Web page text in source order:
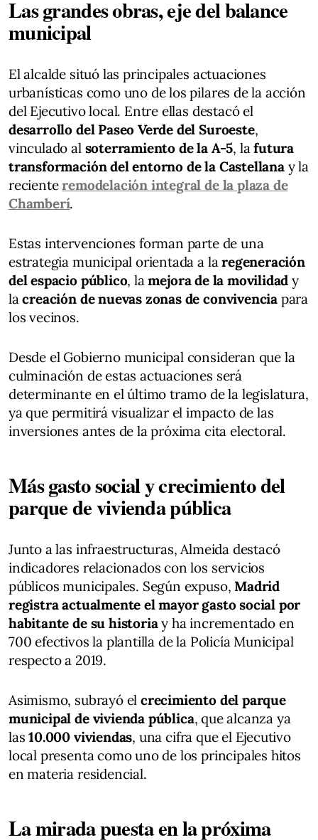
Las grandes obras, eje del balance
municipal
El alcalde situó las principales actuaciones
urbanísticas como uno de los pilares de la acción
del Ejecutivo local. Entre ellas destacó el
desarrollo del Paseo Verde del Suroeste,
vinculado al soterramiento de la A-5, lafutura
transformación del entorno de la Castellanay la
recienteremodelación integral de la plaza de
Chamberí.
Estas intervenciones forman parte de una
estrategia municipal orientada a laregeneración
del espacio público, lamejora de la movilidad y
lacreación de nuevas zonas de convivencia para
los vecinos.
Desde el Gobierno municipal consideran que la
culminación de estas actuaciones será
determinante en el último tramo de la legislatura,
ya que permitirá visualizar el impacto de las
inversiones antes de la próxima cita electoral.
Más gasto social y crecimiento del
parque de vivienda pública
Junto a las infraestructuras, Almeida destacó
indicadores relacionados con los servicios
públicos municipales. Según expuso, Madrid
registra actualmente el mayor gasto social por
habitante de su historiay ha incrementado en
700 efectivos la plantilla de la Policía Municipal
respecto a 2019.
Asimismo, subrayó elcrecimiento del parque
municipal de vivienda pública, que alcanza ya
las10.000 viviendas, una cifra que el Ejecutivo
local presenta como uno de los principales hitos
en materia residencial.
La mirada puesta en la próxima